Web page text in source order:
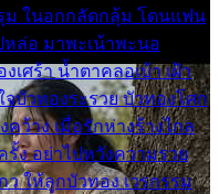
ม ในอกกลัดกลุ้ม โดนแฟน
หล่อ มาพะเน้าพะนอ
เศร้า น้ำตาคลอเบ้า เฝ้า
บัวทองระรวย บัวทองโศก
คว้าง เมื่อรักห่างร้างไกล
ง อย่าไปหวังความรวย
ว ให้ลูกบัวทอง เวรกรรม